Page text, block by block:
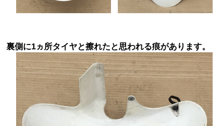
裏側に1ヵ所タイヤと擦れたと思われる痕があります。